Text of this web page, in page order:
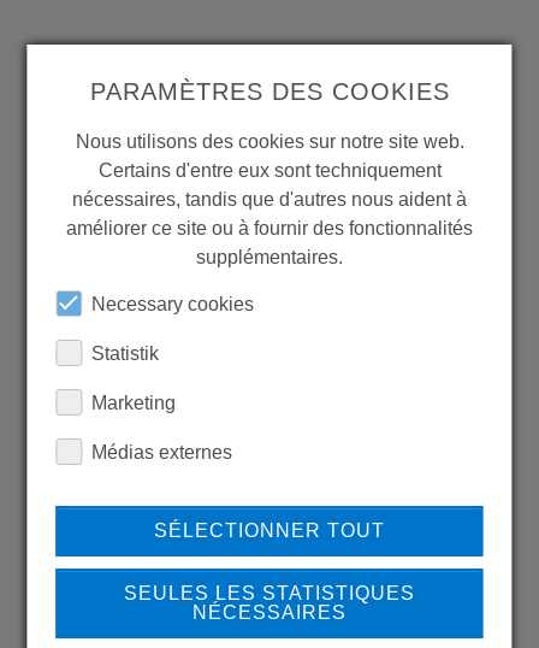
MORE PRODUCTS?
Back to overview
REFERENCES
PARAMÈTRES DES COOKIES
Nous utilisons des cookies sur notre site web.
Certains d'entre eux sont techniquement
nécessaires, tandis que d'autres nous aident à
améliorer ce site ou à fournir des fonctionnalités
supplémentaires.
Necessary cookies
Statistik
Marketing
Médias externes
SÉLECTIONNER TOUT
SEULES LES STATISTIQUES
NÉCESSAIRES